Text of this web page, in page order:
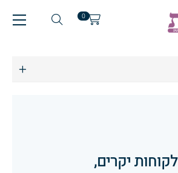
0
לקוחות יקרים,